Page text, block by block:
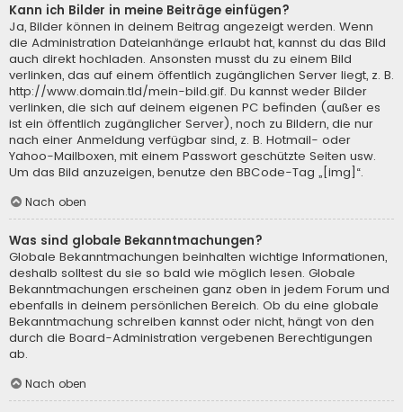
Kann ich Bilder in meine Beiträge einfügen?
Ja, Bilder können in deinem Beitrag angezeigt werden. Wenn
die Administration Dateianhänge erlaubt hat, kannst du das Bild
auch direkt hochladen. Ansonsten musst du zu einem Bild
verlinken, das auf einem öffentlich zugänglichen Server liegt, z. B.
http://www.domain.tld/mein-bild.gif. Du kannst weder Bilder
verlinken, die sich auf deinem eigenen PC befinden (außer es
ist ein öffentlich zugänglicher Server), noch zu Bildern, die nur
nach einer Anmeldung verfügbar sind, z. B. Hotmail- oder
Yahoo-Mailboxen, mit einem Passwort geschützte Seiten usw.
Um das Bild anzuzeigen, benutze den BBCode-Tag „[img]“.
Nach oben
Was sind globale Bekanntmachungen?
Globale Bekanntmachungen beinhalten wichtige Informationen,
deshalb solltest du sie so bald wie möglich lesen. Globale
Bekanntmachungen erscheinen ganz oben in jedem Forum und
ebenfalls in deinem persönlichen Bereich. Ob du eine globale
Bekanntmachung schreiben kannst oder nicht, hängt von den
durch die Board-Administration vergebenen Berechtigungen
ab.
Nach oben